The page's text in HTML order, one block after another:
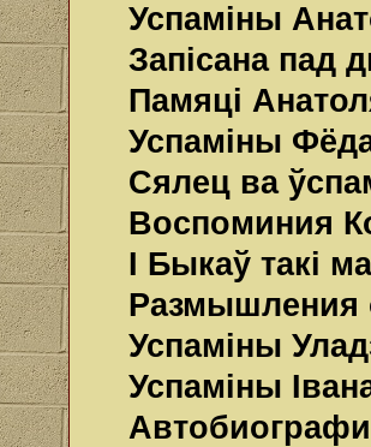
Успамiны
Запісана пад
Памяці
Успаміны
Сялец ва
Воспоминия
І Быкаў такі
Размышления
Успаміны
Успаміны